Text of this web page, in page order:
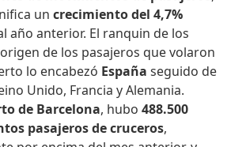
uncrecimiento del 4,7%
año anterior. El ranquin de los
de los pasajeros que volaron
lo encabezó España seguido de
Unido, Francia y Alemania.
de Barcelona, hubo488.500
pasajeros de cruceros,